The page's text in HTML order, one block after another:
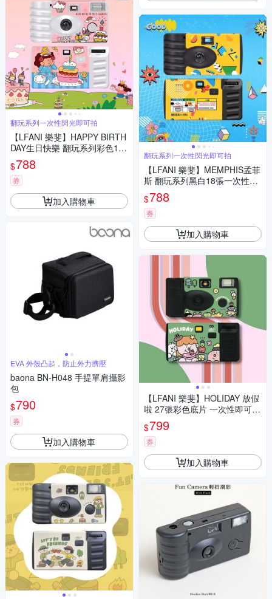
翻玩系列一次性閃光即可拍
【LFANI 樂斐】HAPPY BIRTH
DAY生日快樂 翻玩系列彩色18
張一次性閃光即可拍相機
$788
券
加入購物車
EVA 外殼凸起，防止外力擠壓
baona BN-H048 手提單肩攝影
包
$790
券
加入購物車
翻玩系列一次性閃光即可拍
【LFANI 樂斐】MEMPHIS孟菲
斯 翻玩系列黑白18張一次性無
閃光即可拍相機
$788
券
加入購物車
【LFANI 樂斐】HOLIDAY 放假
啦 27張彩色底片 一次性即可拍
相機 (內置閃光燈)
$799
券
加入購物車